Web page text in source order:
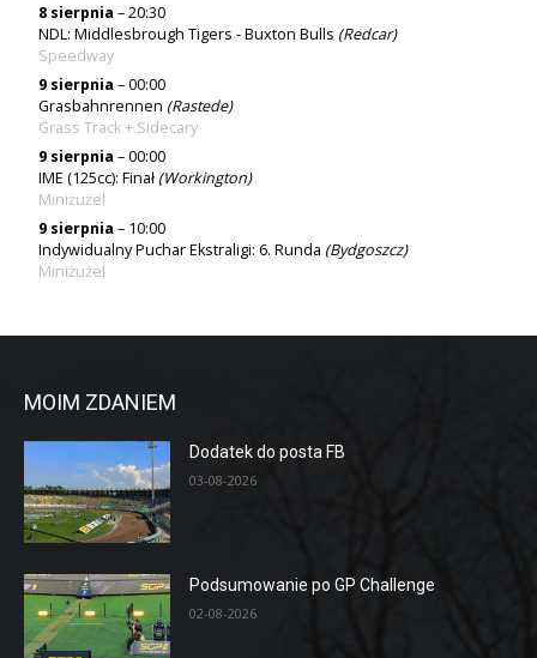
8 sierpnia – 20:30
NDL: Middlesbrough Tigers - Buxton Bulls (Redcar)
Speedway
9 sierpnia – 00:00
Grasbahnrennen (Rastede)
Grass Track + Sidecary
9 sierpnia – 00:00
IME (125cc): Finał(Workington)
Miniżużel
9 sierpnia – 10:00
Indywidualny Puchar Ekstraligi: 6. Runda (Bydgoszcz)
Miniżużel
MOIM ZDANIEM
Dodatek do posta FB
03-08-2026
Podsumowanie po GP Challenge
02-08-2026